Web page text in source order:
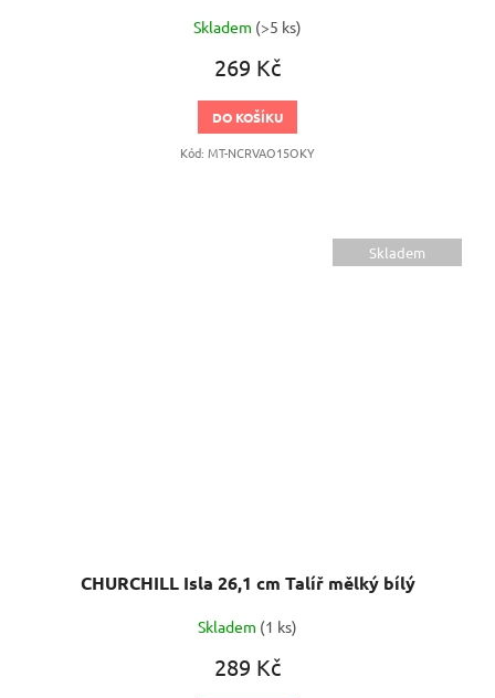
Skladem (>5 ks)
269 Kč
DO KOŠÍKU
Kód: MT-NCRVAO15OKY
Skladem
CHURCHILL Isla 26,1 cm Talíř mělký bílý
Skladem (1 ks)
289 Kč